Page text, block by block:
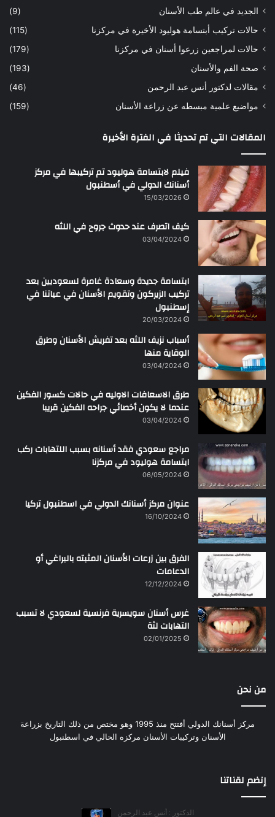
الجديد في عالم طب الأسنان
(9)
حالات تركيب أبتسامة هوليود الأخيرة في مركزنا
(115)
حالات لمراجعين زرعوا أسنان في مركزنا
(179)
صحة الفم والأسنان
(193)
مقالات لدكتور أنس عبد الرحمن
(46)
مواضيع علمية مبسطه عن زراعة الأسنان
(159)
المقالات التي تم تحديثا في الفترة الأخيرة
فيلم لابتسامة هوليود تم تركيبها في مركز
أسنانك الدولي في أسطنبول
15/03/2026
كيف اتصرف عند حدوث جروح في اللثه
03/04/2024
ابتسامة جديدة وسعادة غامرة لسعوديين بعد
تركيب الزيركون وتقويم الأسنان في عياتنا في
إسطنبول
20/03/2024
أسباب نزيف اللثه بعد تفريش الأسنان وطرق
الوقاية منها
03/04/2024
طرق الاسعافات الاوليه في حالات كسور الفكين
عندما لا يكون أخصائي جراحه الفكين قريبا
03/04/2024
مراجع سعودي فقد أسنانه بسبب اللتهابات ركب
ابتسامة هوليود في مركزنا
06/05/2024
عنوان مركز أسنانك الدولي في اسطنبول تركيا
16/10/2024
الفرق بين زرعات الأسنان المثبته بالبراغي أو
الدعامات
12/12/2024
غرس أسنان سويسرية فرنسية لسعودي لا تسبب
التهابات لثة
02/01/2025
من نحن
مركز أسنانك الدولي أفتتح منذ 1995 وهو مختص من ذلك التاريخ بزراعة
الأسنان وتركيبات الأسنان مركزه الحالي في اسطنبول
إنضم لقناتنا